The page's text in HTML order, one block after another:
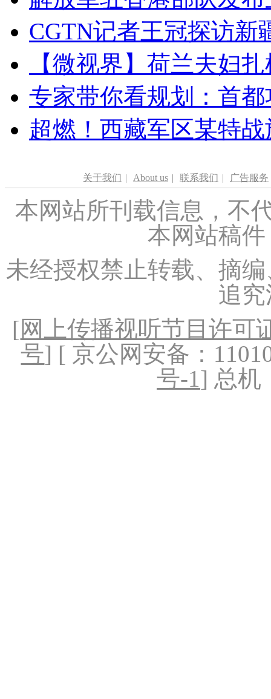
CGTN记者王冠探访新
【微视界】荷兰夫妇
专家带你看规划：首
超燃！西藏军区某特
关于我们 | About us | 联系我们 | 广告服务
本网站所刊载信息，不
本网站稿
未经授权禁止转载、摘
追
[网上传播视听节目许可
号] [ 京公网安备：
号-1] 总机